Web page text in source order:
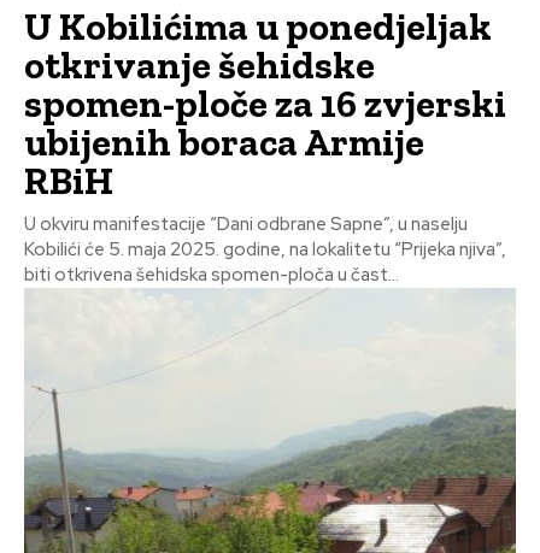
U Kobilićima u ponedjeljak
otkrivanje šehidske
spomen-ploče za 16 zvjerski
ubijenih boraca Armije
RBiH
U okviru manifestacije “Dani odbrane Sapne”, u naselju
Kobilići će 5. maja 2025. godine, na lokalitetu “Prijeka njiva”,
biti otkrivena šehidska spomen-ploča u čast...